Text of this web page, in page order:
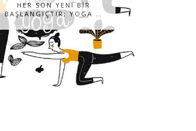
HER SON YENİ BİR
BAŞLANGIÇTIR; YOGA …